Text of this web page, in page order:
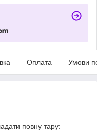
Оплата Умови
повну тару: